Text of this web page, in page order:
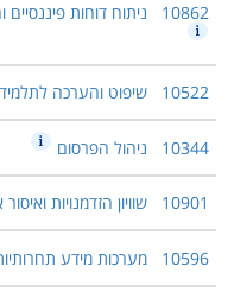
10862 ניתוח דוחות
10522 שיפוט והערכה
10344 ניהול הפרסום
10901 שוויון הזדמנויות
10596 מערכות מידע